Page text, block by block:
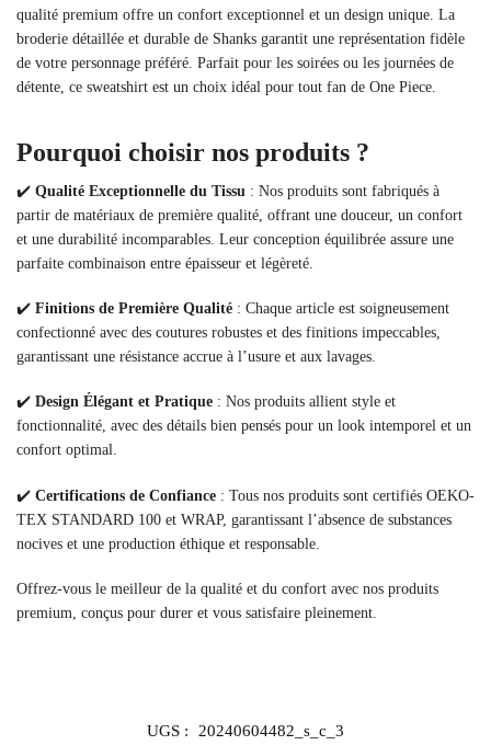
qualité premium offre un confort exceptionnel et un design unique. La
broderie détaillée et durable de Shanks garantit une représentation fidèle
de votre personnage préféré. Parfait pour les soirées ou les journées de
détente, ce sweatshirt est un choix idéal pour tout fan de One Piece.
Pourquoi choisir nos produits ?
✔️ Qualité Exceptionnelle du Tissu : Nos produits sont fabriqués à
partir de matériaux de première qualité, offrant une douceur, un confort
et une durabilité incomparables. Leur conception équilibrée assure une
parfaite combinaison entre épaisseur et légèreté.
✔️ Finitions de Première Qualité : Chaque article est soigneusement
confectionné avec des coutures robustes et des finitions impeccables,
garantissant une résistance accrue à l’usure et aux lavages.
✔️ Design Élégant et Pratique : Nos produits allient style et
fonctionnalité, avec des détails bien pensés pour un look intemporel et un
confort optimal.
✔️ Certifications de Confiance : Tous nos produits sont certifiés OEKO-
TEX STANDARD 100 et WRAP, garantissant l’absence de substances
nocives et une production éthique et responsable.
Offrez-vous le meilleur de la qualité et du confort avec nos produits
premium, conçus pour durer et vous satisfaire pleinement.
UGS :
20240604482_s_c_3